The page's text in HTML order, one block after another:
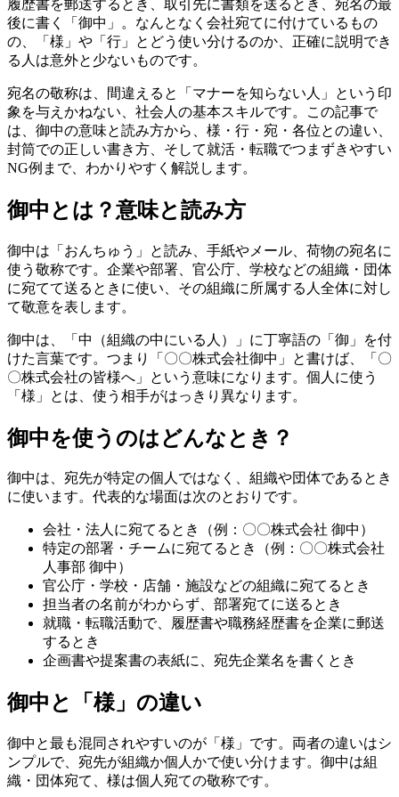
履歴書を郵送するとき、取引先に書類を送るとき、宛名の最
後に書く「御中」。なんとなく会社宛てに付けているもの
の、「様」や「行」とどう使い分けるのか、正確に説明でき
る人は意外と少ないものです。
宛名の敬称は、間違えると「マナーを知らない人」という印
象を与えかねない、社会人の基本スキルです。この記事で
は、御中の意味と読み方から、様・行・宛・各位との違い、
封筒での正しい書き方、そして就活・転職でつまずきやすい
NG例まで、わかりやすく解説します。
御中とは？意味と読み方
御中は「おんちゅう」と読み、手紙やメール、荷物の宛名に
使う敬称です。企業や部署、官公庁、学校などの組織・団体
に宛てて送るときに使い、その組織に所属する人全体に対し
て敬意を表します。
御中は、「中（組織の中にいる人）」に丁寧語の「御」を付
けた言葉です。つまり「〇〇株式会社御中」と書けば、「〇
〇株式会社の皆様へ」という意味になります。個人に使う
「様」とは、使う相手がはっきり異なります。
御中を使うのはどんなとき？
御中は、宛先が特定の個人ではなく、組織や団体であるとき
に使います。代表的な場面は次のとおりです。
会社・法人に宛てるとき（例：〇〇株式会社 御中）
特定の部署・チームに宛てるとき（例：〇〇株式会社
人事部 御中）
官公庁・学校・店舗・施設などの組織に宛てるとき
担当者の名前がわからず、部署宛てに送るとき
就職・転職活動で、履歴書や職務経歴書を企業に郵送
するとき
企画書や提案書の表紙に、宛先企業名を書くとき
御中と「様」の違い
御中と最も混同されやすいのが「様」です。両者の違いはシ
ンプルで、宛先が組織か個人かで使い分けます。御中は組
織・団体宛て、様は個人宛ての敬称です。